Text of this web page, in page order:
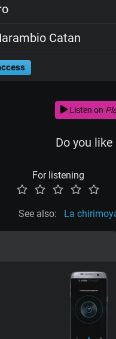
Catan
Listen on
Do you
For listening
See also: La